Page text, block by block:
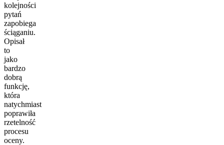
kolejności
pytań
zapobiega
ściąganiu.
Opisał
to
jako
bardzo
dobrą
funkcję,
która
natychmiast
poprawiła
rzetelność
procesu
oceny.